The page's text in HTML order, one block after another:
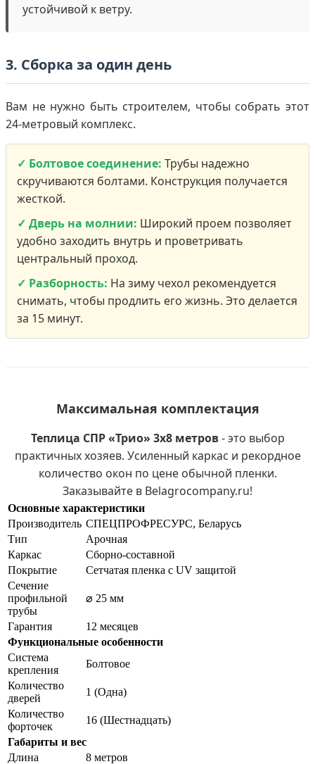
устойчивой к ветру.
3. Сборка за один день
Вам не нужно быть строителем, чтобы собрать этот
24-метровый комплекс.
✓ Болтовое соединение: Трубы надежно
скручиваются болтами. Конструкция получается
жесткой.
✓ Дверь на молнии: Широкий проем позволяет
удобно заходить внутрь и проветривать
центральный проход.
✓ Разборность: На зиму чехол рекомендуется
снимать, чтобы продлить его жизнь. Это делается
за 15 минут.
Максимальная комплектация
Теплица СПР «Трио» 3х8 метров- это выбор
практичных хозяев. Усиленный каркас и рекордное
количество окон по цене обычной пленки.
Заказывайте в Belagrocompany.ru!
Основные характеристики
Производитель СПЕЦПРОФРЕСУРС, Беларусь
Тип
Арочная
Каркас
Сборно-составной
Покрытие
Сетчатая пленка с UV защитой
Сечение
профильной
трубы
⌀ 25 мм
Гарантия
12 месяцев
Функциональные особенности
Система
крепления
Болтовое
Количество
дверей
1 (Одна)
Количество
форточек
16 (Шестнадцать)
Габариты и вес
Длина
8 метров